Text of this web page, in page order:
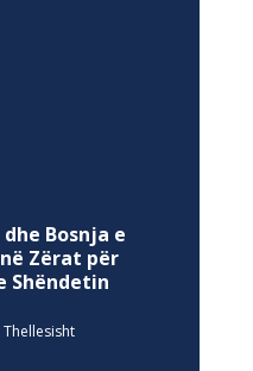
Thellesisht